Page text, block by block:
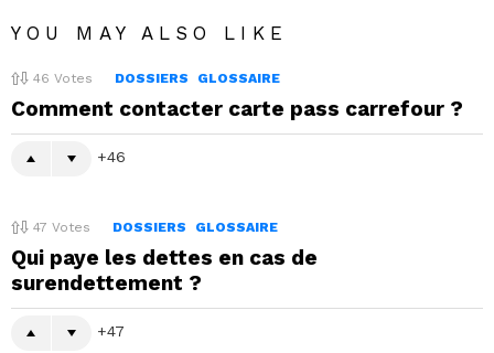
YOU MAY ALSO LIKE
46 Votes DOSSIERS GLOSSAIRE
Comment contacter carte pass carrefour ?
46
47 Votes DOSSIERS GLOSSAIRE
Qui paye les dettes en cas de
surendettement ?
47